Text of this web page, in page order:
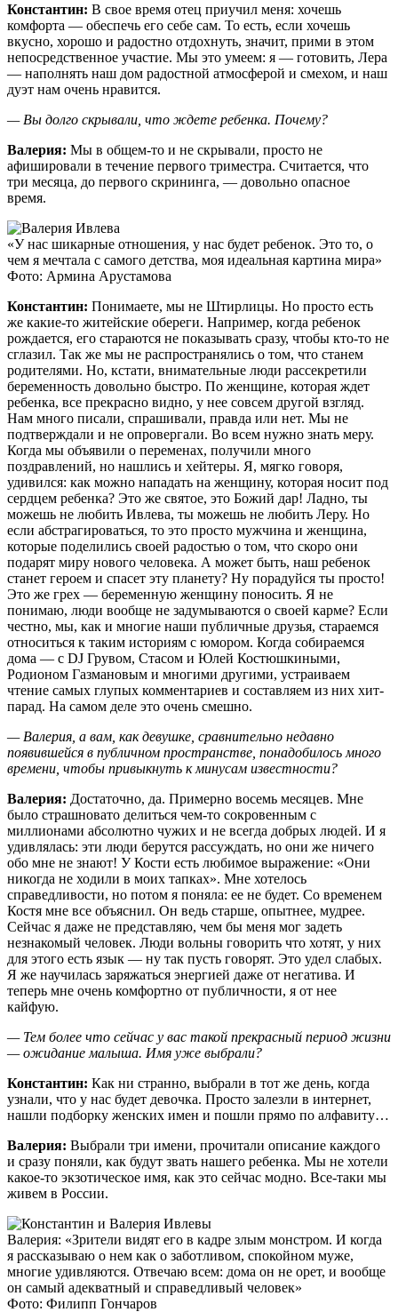
Константин: В свое время отец приучил меня: хочешь
комфорта — обеспечь его себе сам. То есть, если хочешь
вкусно, хорошо и радостно отдохнуть, значит, прими в этом
непосредственное участие. Мы это умеем: я — готовить, Лера
— наполнять наш дом радостной атмосферой и смехом, и наш
дуэт нам очень нравится.
— Вы долго скрывали, что ждете ребенка. Почему?
Валерия: Мы в общем-то и не скрывали, просто не
афишировали в течение первого триместра. Считается, что
три месяца, до первого скрининга, — довольно опасное
время.
«У нас шикарные отношения, у нас будет ребенок. Это то, о
чем я мечтала с самого детства, моя идеальная картина мира»
Фото: Армина Арустамова
Константин: Понимаете, мы не Штирлицы. Но просто есть
же какие-то житейские обереги. Например, когда ребенок
рождается, его стараются не показывать сразу, чтобы кто-то не
сглазил. Так же мы не распространялись о том, что станем
родителями. Но, кстати, внимательные люди рассекретили
беременность довольно быстро. По женщине, которая ждет
ребенка, все прекрасно видно, у нее совсем другой взгляд.
Нам много писали, спрашивали, правда или нет. Мы не
подтверждали и не опровергали. Во всем нужно знать меру.
Когда мы объявили о переменах, получили много
поздравлений, но нашлись и хейтеры. Я, мягко говоря,
удивился: как можно нападать на женщину, которая носит под
сердцем ребенка? Это же святое, это Божий дар! Ладно, ты
можешь не любить Ивлева, ты можешь не любить Леру. Но
если абстрагироваться, то это просто мужчина и женщина,
которые поделились своей радостью о том, что скоро они
подарят миру нового человека. А может быть, наш ребенок
станет героем и спасет эту планету? Ну порадуйся ты просто!
Это же грех — беременную женщину поносить. Я не
понимаю, люди вообще не задумываются о своей карме? Если
честно, мы, как и многие наши публичные друзья, стараемся
относиться к таким историям с юмором. Когда собираемся
дома — с DJ Грувом, Стасом и Юлей Костюшкиными,
Родионом Газмановым и многими другими, устраиваем
чтение самых глупых комментариев и составляем из них хит-
парад. На самом деле это очень смешно.
— Валерия, а вам, как девушке, сравнительно недавно
появившейся в публичном пространстве, понадобилось много
времени, чтобы привыкнуть к минусам известности?
Валерия: Достаточно, да. Примерно восемь месяцев. Мне
было страшновато делиться чем-то сокровенным с
миллионами абсолютно чужих и не всегда доб­рых людей. И я
удивлялась: эти люди берутся рассуждать, но они же ничего
обо мне не знают! У Кости есть любимое выражение: «Они
никогда не ходили в моих тапках». Мне хотелось
справедливости, но потом я поняла: ее не будет. Со временем
Костя мне все объяснил. Он ведь старше, опытнее, мудрее.
Сейчас я даже не представляю, чем бы меня мог задеть
незнакомый человек. Люди вольны говорить что хотят, у них
для этого есть язык — ну так пусть говорят. Это удел слабых.
Я же научилась заряжаться энергией даже от негатива. И
теперь мне очень комфортно от публичности, я от нее
кайфую.
— Тем более что сейчас у вас такой прекрасный период жизни
— ожидание малыша. Имя уже выбрали?
Константин: Как ни странно, выбрали в тот же день, когда
узнали, что у нас будет девочка. Просто залезли в интернет,
нашли подборку женских имен и пошли прямо по алфавиту…
Валерия: Выбрали три имени, прочитали описание каждого
и сразу поняли, как будут звать нашего ребенка. Мы не хотели
какое-то экзотическое имя, как это сейчас модно. Все-таки мы
живем в России.
Валерия: «Зрители видят его в кадре злым монстром. И когда
я рассказываю о нем как о заботливом, спокойном муже,
многие удивляются. Отвечаю всем: дома он не орет, и вообще
он самый адекватный и справедливый человек»
Фото: Филипп Гончаров